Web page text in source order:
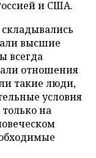
и США.
высшие
всегда
отношения
такие люди,
условия
на